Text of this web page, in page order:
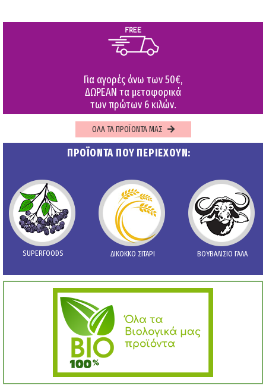
Για αγορές άνω των 50€,
ΔΩΡΕΑΝ τα μεταφορικά
των πρώτων 6 κιλών.
ΟΛΑ ΤΑ ΠΡΟΪΟΝΤΑ ΜΑΣ
ΠΡΟΪΟΝΤΑ ΠΟΥ ΠΕΡΙΕΧΟΥΝ:
SUPERFOODS ΔΙΚΟΚΚΟ ΣΙΤΑΡΙ ΒΟΥΒΑΛΙΣΙΟ ΓΑΛΑ